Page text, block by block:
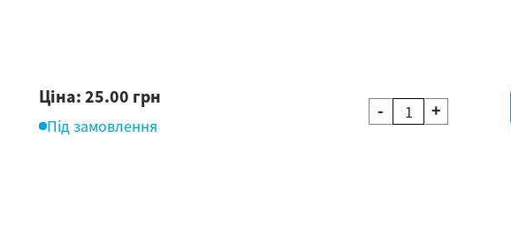
Ціна: 25.00 грн
Під замовлення
- +